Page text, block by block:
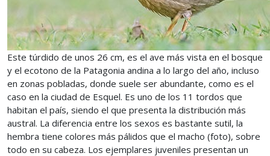
Este túrdido de unos 26 cm, es el ave más vista en el bosque
y el ecotono de la Patagonia andina a lo largo del año, incluso
en zonas pobladas, donde suele ser abundante, como es el
caso en la ciudad de Esquel. Es uno de los 11 tordos que
habitan el país, siendo el que presenta la distribución más
austral. La diferencia entre los sexos es bastante sutil, la
hembra tiene colores más pálidos que el macho (foto), sobre
todo en su cabeza. Los ejemplares juveniles presentan un